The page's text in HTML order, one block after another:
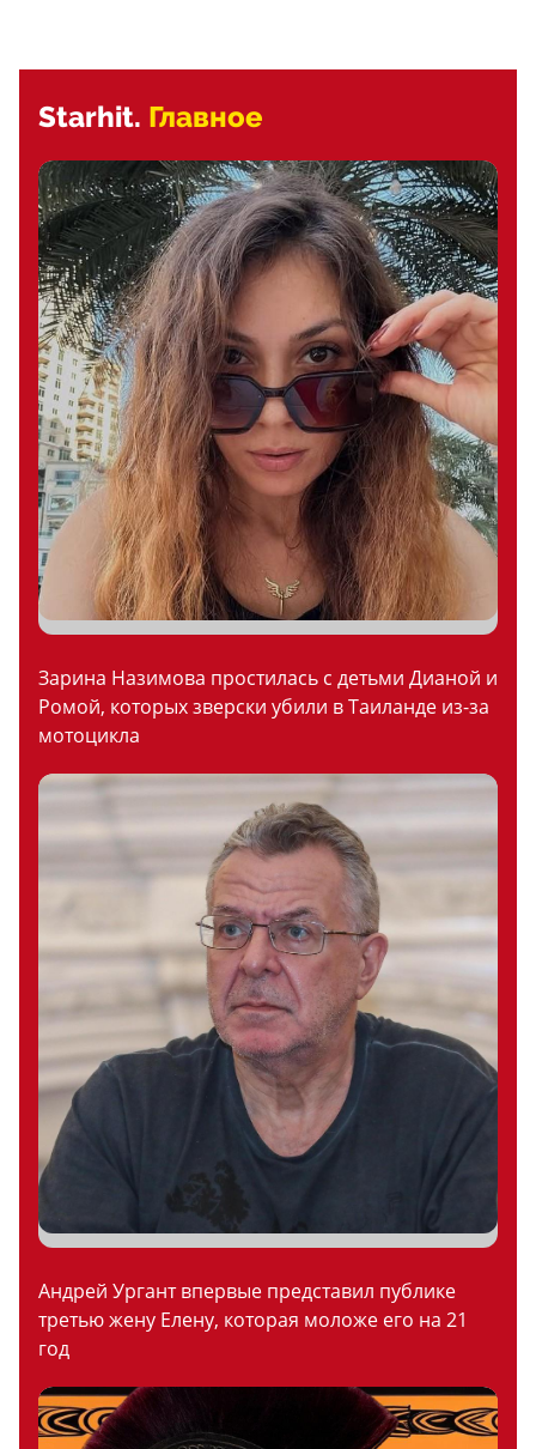
Starhit. Главное
Зарина Назимова простилась с детьми Дианой и
Ромой, которых зверски убили в Таиланде из-за
мотоцикла
Андрей Ургант впервые представил публике
третью жену Елену, которая моложе его на 21
год